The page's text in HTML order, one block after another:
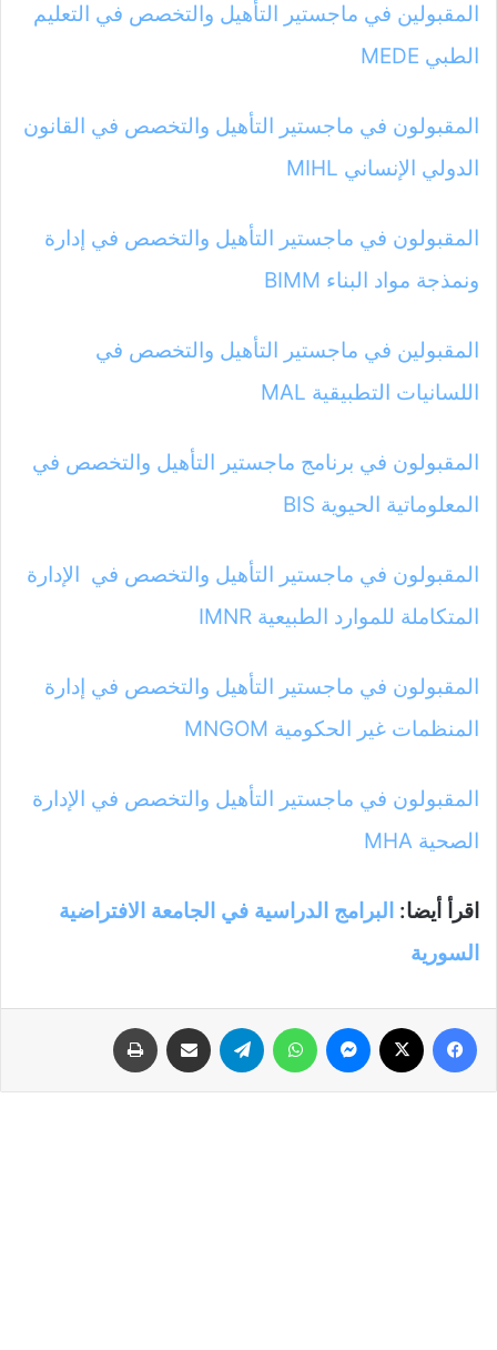
المقبولين في ماجستير التأهيل والتخصص في التعليم
الطبي MEDE
المقبولون في ماجستير التأهيل والتخصص في القانون
الدولي الإنساني MIHL
المقبولون في ماجستير التأهيل والتخصص في إدارة
ونمذجة مواد البناء BIMM
المقبولين في ماجستير التأهيل والتخصص في
اللسانيات التطبيقية MAL
المقبولون في برنامج ماجستير التأهيل والتخصص في
المعلوماتية الحيوية BIS
المقبولون في ماجستير التأهيل والتخصص في الإدارة
المتكاملة للموارد الطبيعية IMNR
المقبولون في ماجستير التأهيل والتخصص في إدارة
المنظمات غير الحكومية MNGOM
المقبولون في ماجستير التأهيل والتخصص في الإدارة
الصحية MHA
اقرأ أيضا: البرامج الدراسية في الجامعة الافتراضية
السورية
فيسبوك ماسنجر واتساب تيلقرام مشاركة عبر البريد